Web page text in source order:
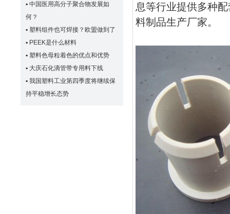
▪ 中国医用高分子聚合物发展如
何？
▪ 塑料组件也可焊接？欧盟做到了
▪ PEEK是什么材料
▪ 塑料色母粒着色的优点和优势
▪ 大庆石化滴管带专用料下线
▪ 我国塑料工业第四季度将继续保
持平稳增长态势
息等行业提供多种
料制品生产厂家。